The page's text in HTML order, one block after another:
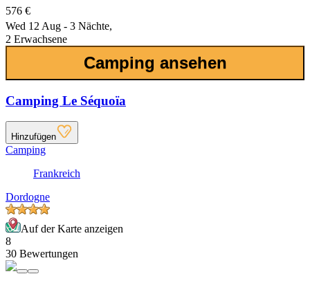
576 €
Wed 12 Aug - 3 Nächte,
2 Erwachsene
Camping ansehen
Camping Le Séquoïa
Hinzufügen
Camping
Frankreich
Dordogne
Auf der Karte anzeigen
8
30 Bewertungen